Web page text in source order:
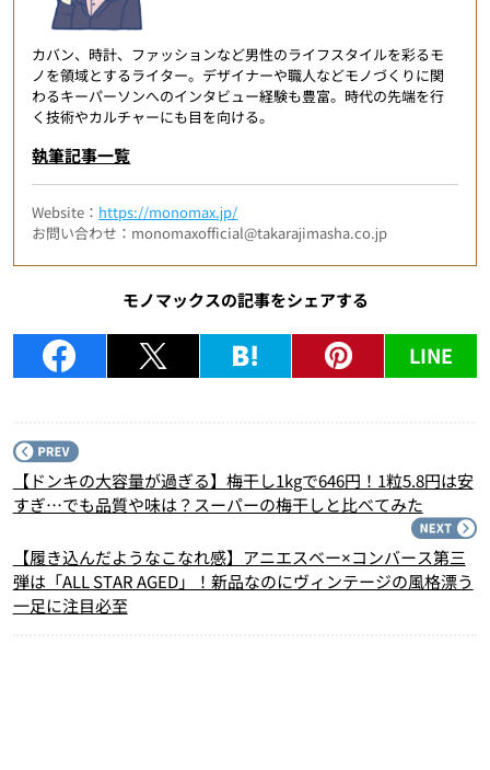
カバン、時計、ファッションなど男性のライフスタイルを彩るモ
ノを領域とするライター。デザイナーや職人などモノづくりに関
わるキーパーソンへのインタビュー経験も豊富。時代の先端を行
く技術やカルチャーにも目を向ける。
執筆記事一覧
Website： https://monomax.jp/
お問い合わせ：monomaxofficial@takarajimasha.co.jp
モノマックスの記事をシェアする
LINE
【ドンキの大容量が過ぎる】梅干し1kgで646円！1粒5.8円は安
すぎ…でも品質や味は？スーパーの梅干しと比べてみた
【履き込んだようなこなれ感】アニエスベー×コンバース第三
弾は「ALL STAR AGED」！新品なのにヴィンテージの風格漂う
一足に注目必至